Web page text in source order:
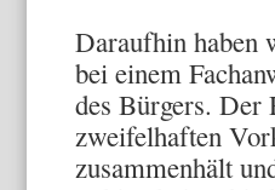
Daraufhin haben
bei einem
des Bürgers. Der
zweifelhaften
zusammenhält